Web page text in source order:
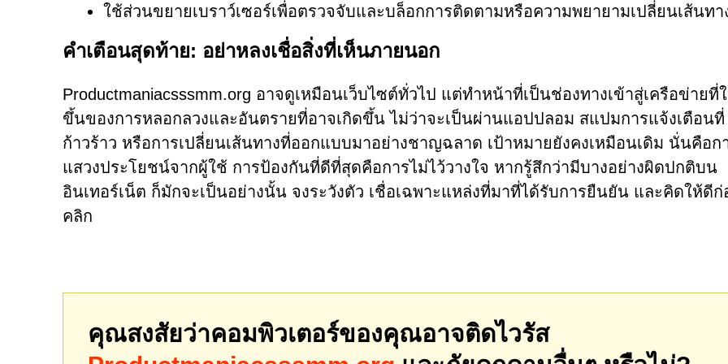
ใช้ส่วนขยายเบราว์เซอร์เพื่อตรวจจับและบล็อกการติดตามหรือความพยายามเปลี่ยนเส้นทา
คำเตือนสุดท้าย: อย่าหลงเชื่อสิ่งที่เห็นภายนอก
Productmaniacsssmm.org อาจดูเหมือนเว็บไซต์ทั่วไป แต่ทำหน้าที่เป็นช่องทางเข้าสู่เครือข่ายที่
ขึ้นของการหลอกลวงและอันตรายที่อาจเกิดขึ้น ไม่ว่าจะเป็นผ่านแอปปลอม สแปมการแจ้งเตือนที่
ก้าวร้าว หรือการเปลี่ยนเส้นทางที่ออกแบบมาอย่างชาญฉลาด เป้าหมายยังคงเหมือนเดิม นั่นคือก
แสวงประโยชน์จากผู้ใช้ การป้องกันที่ดีที่สุดคือการไม่ไว้วางใจ หากรู้สึกว่ามีบางอย่างผิดปกติบน
อินเทอร์เน็ต ก็มักจะเป็นอย่างนั้น จงระวังตัว เชื่อเฉพาะแหล่งที่มาที่ได้รับการยืนยัน และคิดให้ดี
คลิก
คุณสงสัยว่าคอมพิวเตอร์ของคุณอาจติดไวรัส